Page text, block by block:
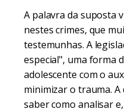
A palavra da suposta
nestes crimes, que
testemunhas. A
especial", uma forma
adolescente com o
minimizar o trauma. A
saber como analisar